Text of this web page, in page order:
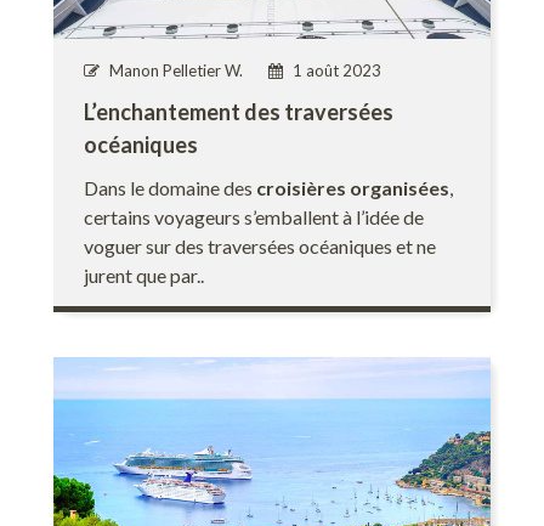
Manon Pelletier W. 1 août 2023
L’enchantement des traversées
océaniques
Dans le domaine des croisières organisées,
certains voyageurs s’emballent à l’idée de
voguer sur des traversées océaniques et ne
jurent que par..